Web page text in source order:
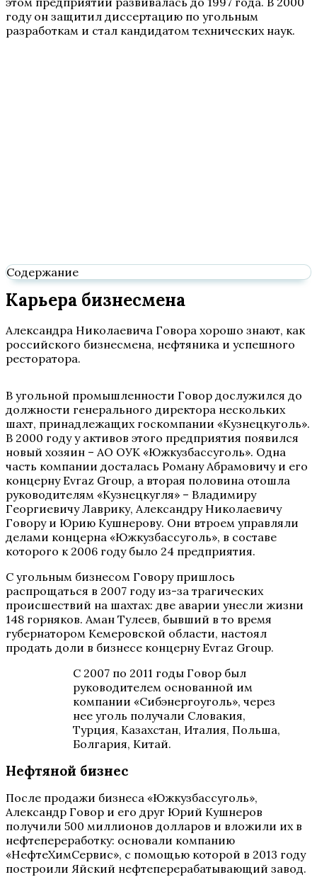
году он защитил диссертацию по угольным
разработкам и стал кандидатом технических наук.
Содержание
Карьера бизнесмена
Александра Николаевича Говора хорошо знают, как
российского бизнесмена, нефтяника и успешного
ресторатора.
В угольной промышленности Говор дослужился до
должности генерального директора нескольких
шахт, принадлежащих госкомпании «Кузнецкуголь».
В 2000 году у активов этого предприятия появился
новый хозяин – АО ОУК «Южкузбассуголь». Одна
часть компании досталась Роману Абрамовичу и его
концерну Evraz Group, а вторая половина отошла
руководителям «Кузнецкугля» – Владимиру
Георгиевичу Лаврику, Александру Николаевичу
Говору и Юрию Кушнерову. Они втроем управляли
делами концерна «Южкузбассуголь», в составе
которого к 2006 году было 24 предприятия.
С угольным бизнесом Говору пришлось
распрощаться в 2007 году из-за трагических
происшествий на шахтах: две аварии унесли жизни
148 горняков. Аман Тулеев, бывший в то время
губернатором Кемеровской области, настоял
продать доли в бизнесе концерну Evraz Group.
С 2007 по 2011 годы Говор был
руководителем основанной им
компании «Сибэнергоуголь», через
нее уголь получали Словакия,
Турция, Казахстан, Италия, Польша,
Болгария, Китай.
Нефтяной бизнес
После продажи бизнеса «Южкузбассуголь»,
Александр Говор и его друг Юрий Кушнеров
получили 500 миллионов долларов и вложили их в
нефтепереработку: основали компанию
«НефтеХимСервис», с помощью которой в 2013 году
построили Яйский нефтеперерабатывающий завод.